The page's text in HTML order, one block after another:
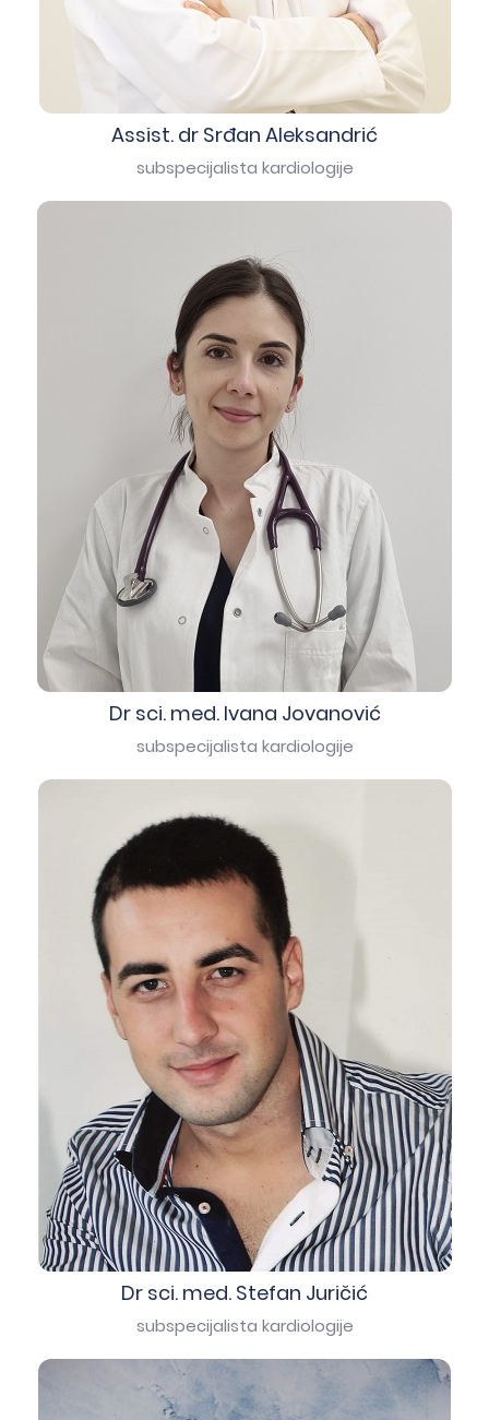
Assist. dr Srđan Aleksandrić
subspecijalista kardiologije
Dr sci. med. Ivana Jovanović
subspecijalista kardiologije
Dr sci. med. Stefan Juričić
subspecijalista kardiologije